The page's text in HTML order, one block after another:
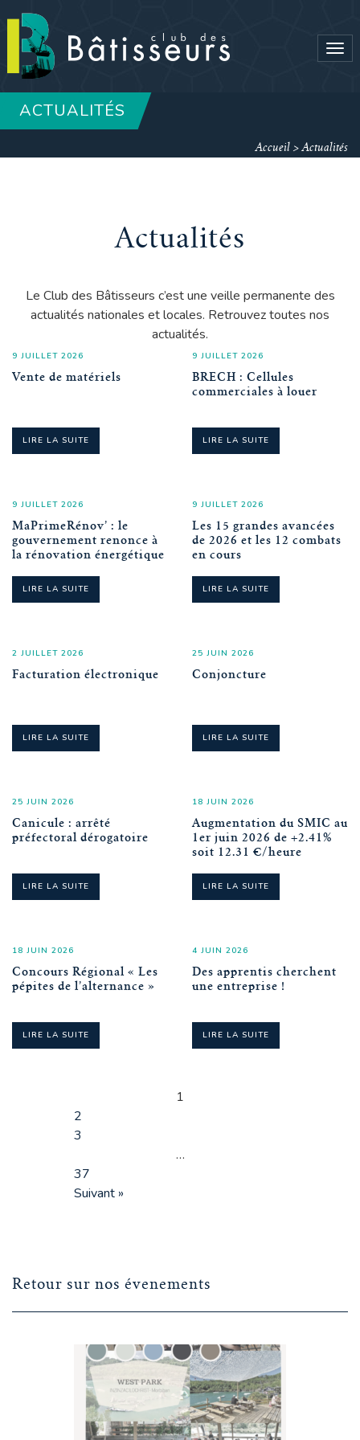
ACTUALITÉS
Accueil >Actualités
Actualités
Le Club des Bâtisseurs c’est une veille permanente des
actualités nationales et locales. Retrouvez toutes nos
actualités.
9 JUILLET 2026
Vente de matériels
LIRE LA SUITE
9 JUILLET 2026
BRECH : Cellules
commerciales à louer
LIRE LA SUITE
9 JUILLET 2026
MaPrimeRénov’ : le
gouvernement renonce à
la rénovation énergétique
LIRE LA SUITE
9 JUILLET 2026
Les 15 grandes avancées
de 2026 et les 12 combats
en cours
LIRE LA SUITE
2 JUILLET 2026
Facturation électronique
LIRE LA SUITE
25 JUIN 2026
Conjoncture
LIRE LA SUITE
25 JUIN 2026
Canicule : arrêté
préfectoral dérogatoire
LIRE LA SUITE
18 JUIN 2026
Augmentation du SMIC au
1er juin 2026 de +2.41%
soit 12.31 €/heure
LIRE LA SUITE
18 JUIN 2026
Concours Régional « Les
pépites de l’alternance »
LIRE LA SUITE
4 JUIN 2026
Des apprentis cherchent
une entreprise !
LIRE LA SUITE
1
2
3
…
37
Suivant »
Retour sur nos évenements